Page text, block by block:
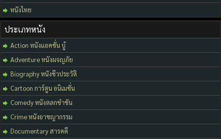
หนังไทย
ประเภทหนัง
Action หนังแอคชั่น บู้
Adventure หนังผจญภัย
Biography หนังชีวประวัติ
Cartoon การ์ตูน อนิเมชั่น
Comedy หนังตลกขำขัน
Crime หนังอาชญากรรม
Documentary สารคดี